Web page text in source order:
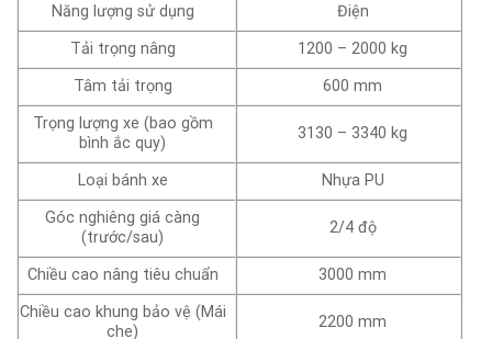
Năng lượng sử dụng
Điện
Tải trọng nâng
1200 – 2000 kg
Tâm tải trọng
600 mm
Trọng lượng xe (bao gồm
bình ắc quy)
3130 – 3340 kg
Loại bánh xe
Nhựa PU
Góc nghiêng giá càng
(trước/sau)
2/4 độ
Chiều cao nâng tiêu chuẩn
3000 mm
Chiều cao khung bảo vệ (Mái
che)
2200 mm